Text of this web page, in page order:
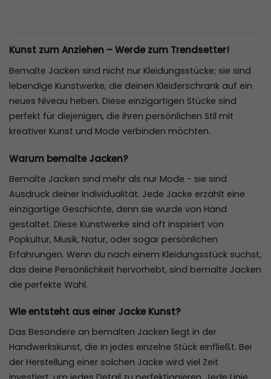
Kunst zum Anziehen – Werde zum Trendsetter!
Bemalte Jacken sind nicht nur Kleidungsstücke; sie sind
lebendige Kunstwerke, die deinen Kleiderschrank auf ein
neues Niveau heben. Diese einzigartigen Stücke sind
perfekt für diejenigen, die ihren persönlichen Stil mit
kreativer Kunst und Mode verbinden möchten.
Warum bemalte Jacken?
Bemalte Jacken sind mehr als nur Mode - sie sind
Ausdruck deiner Individualität. Jede Jacke erzählt eine
einzigartige Geschichte, denn sie wurde von Hand
gestaltet. Diese Kunstwerke sind oft inspiriert von
Popkultur, Musik, Natur, oder sogar persönlichen
Erfahrungen. Wenn du nach einem Kleidungsstück suchst,
das deine Persönlichkeit hervorhebt, sind bemalte Jacken
die perfekte Wahl.
Wie entsteht aus einer Jacke Kunst?
Das Besondere an bemalten Jacken liegt in der
Handwerkskunst, die in jedes einzelne Stück einfließt. Bei
der Herstellung einer solchen Jacke wird viel Zeit